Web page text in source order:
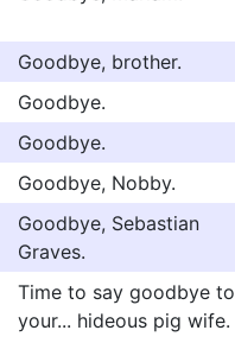
Goodbye, brother.
Goodbye.
Goodbye.
Goodbye, Nobby.
Goodbye, Sebastian
Graves.
Time to say goodbye to
your... hideous pig wife.